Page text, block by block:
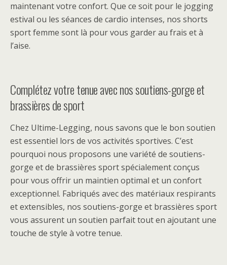
maintenant votre confort. Que ce soit pour le jogging
estival ou les séances de cardio intenses, nos shorts
sport femme sont là pour vous garder au frais et à
l’aise.
Complétez votre tenue avec nos soutiens-gorge et
brassières de sport
Chez Ultime-Legging, nous savons que le bon soutien
est essentiel lors de vos activités sportives. C’est
pourquoi nous proposons une variété de soutiens-
gorge et de brassières sport spécialement conçus
pour vous offrir un maintien optimal et un confort
exceptionnel. Fabriqués avec des matériaux respirants
et extensibles, nos soutiens-gorge et brassières sport
vous assurent un soutien parfait tout en ajoutant une
touche de style à votre tenue.